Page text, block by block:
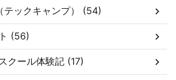
テックキャンプ） (54)
(56)
クール体験記 (17)